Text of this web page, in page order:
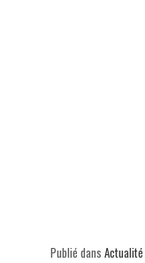
Publié dans Actualité